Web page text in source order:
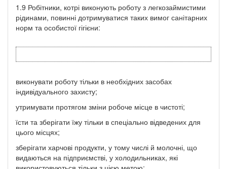
1.9 Робітники, котрі виконують роботу з легкозаймистими
рідинами, повинні дотримуватися таких вимог санітарних
норм та особистої гігієни:
виконувати роботу тільки в необхідних засобах
індивідуального захисту;
утримувати протягом зміни робоче місце в чистоті;
їсти та зберігати їжу тільки в спеціально відведених для
цього місцях;
зберігати харчові продукти, у тому числі й молочні, що
видаються на підприємстві, у холодильниках, які